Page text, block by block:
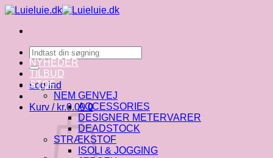
Fortsæt
indhold
Søg
efter:
Log ind
Kurv / kr.0.00 0
NYHEDER
TILBUD
STOF
NEM GENVEJ
ACCESSORIES
DESIGNER METERVARER
DEADSTOCK
STRÆKSTOF
ISOLI & JOGGING